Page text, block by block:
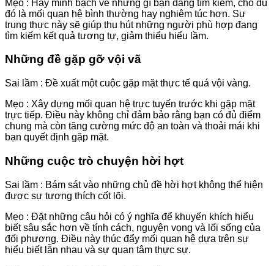
Mẹo : Hãy minh bạch về những gì bạn đang tìm kiếm, cho dù
đó là mối quan hệ bình thường hay nghiêm túc hơn. Sự
trung thực này sẽ giúp thu hút những người phù hợp đang
tìm kiếm kết quả tương tự, giảm thiểu hiểu lầm.
Những đề gặp gỡ vội vã
Sai lầm : Đề xuất một cuộc gặp mặt thực tế quá vội vàng.
Mẹo : Xây dựng mối quan hệ trực tuyến trước khi gặp mặt
trực tiếp. Điều này không chỉ đảm bảo rằng bạn có đủ điểm
chung mà còn tăng cường mức độ an toàn và thoải mái khi
bạn quyết định gặp mặt.
Những cuộc trò chuyện hời hợt
Sai lầm : Bám sát vào những chủ đề hời hợt không thể hiện
được sự tương thích cốt lõi.
Mẹo : Đặt những câu hỏi có ý nghĩa để khuyến khích hiểu
biết sâu sắc hơn về tính cách, nguyện vọng và lối sống của
đối phương. Điều này thúc đẩy mối quan hệ dựa trên sự
hiểu biết lẫn nhau và sự quan tâm thực sự.